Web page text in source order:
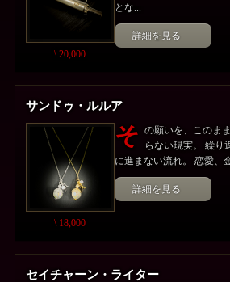
\ 20,000
とな...
詳細を見る
サンドゥ・ルルア
\ 18,000
そ の願いを、このま
らない現実。 繰り
に進まない流れ。 恋愛、
詳細を見る
セイチャーン・ライター